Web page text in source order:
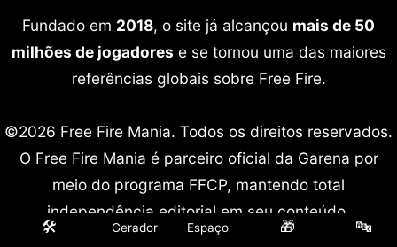
Fundado em 2018, o site já alcançou mais de 50
milhões de jogadores e se tornou uma das maiores
referências globais sobre Free Fire.
©2026 Free Fire Mania. Todos os direitos reservados.
O Free Fire Mania é parceiro oficial da Garena por
meio do programa FFCP, mantendo total
independência editorial em seu conteúdo.
Free Fire é marca registrada da Garena International.
🛠️ Gerador Espaço 🎁 🔤